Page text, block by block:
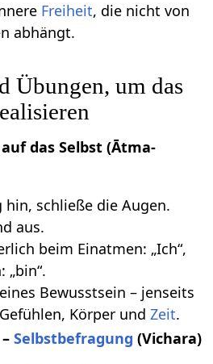
Freiheit, die nicht von
abhängt.
Übungen, um das
das Selbst (Ātma-
hin, schließe die Augen.
aus.
beim Einatmen: „Ich“,
„bin“.
Bewusstsein – jenseits
Körper und Zeit.
–Selbstbefragung (Vichara)